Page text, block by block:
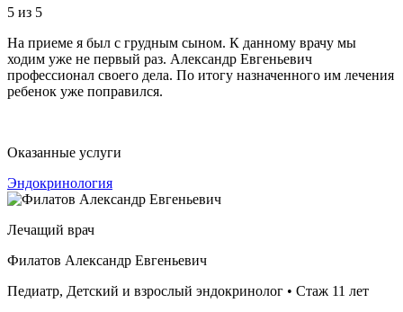
5 из 5
На приеме я был с грудным сыном. К данному врачу мы
ходим уже не первый раз. Александр Евгеньевич
профессионал своего дела. По итогу назначенного им лечения
ребенок уже поправился.
Оказанные услуги
Эндокринология
Лечащий врач
Филатов Александр Евгеньевич
Педиатр, Детский и взрослый эндокринолог • Стаж 11 лет